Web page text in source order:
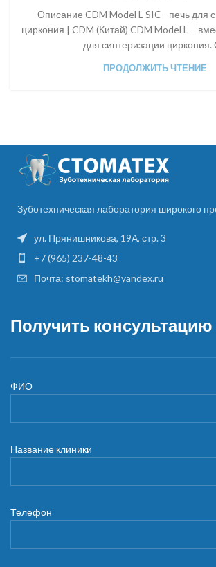
Описание CDM Model L SIC - печь для
циркония | CDM (Китай) CDM Model L –
для синтеризации циркония.
ПРОДОЛЖИТЬ ЧТЕНИЕ
Зуботехническая лаборатория широкого
ул. Прянишникова, 19А, стр. 3
+7 (965) 237-48-43
Почта: stomatekh@yandex.ru
Получить консультацию
ФИО
Название клиники
Телефон